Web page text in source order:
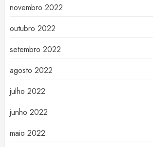
novembro 2022
outubro 2022
setembro 2022
agosto 2022
julho 2022
junho 2022
maio 2022